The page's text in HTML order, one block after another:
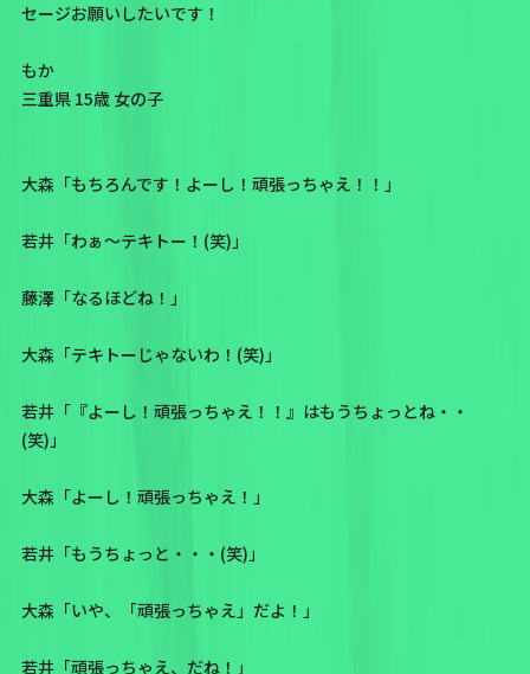
セージお願いしたいです！
もか
三重県 15歳 女の子
大森「もちろんです！よーし！頑張っちゃえ！！」
若井「わぁ〜テキトー！(笑)」
藤澤「なるほどね！」
大森「テキトーじゃないわ！(笑)」
若井「『よーし！頑張っちゃえ！！』はもうちょっとね・・
(笑)」
大森「よーし！頑張っちゃえ！」
若井「もうちょっと・・・(笑)」
大森「いや、「頑張っちゃえ」だよ！」
若井「頑張っちゃえ、だね！」